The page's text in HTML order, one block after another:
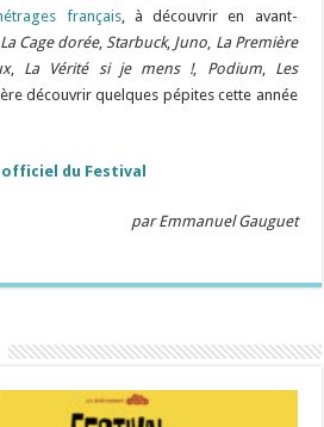
français, à découvrir en avant-
La Cage dorée,Starbuck, Juno, La Première
, La Vérité si je mens !, Podium, Les
découvrir quelques pépites cette année
du Festival
par Emmanuel Gauguet